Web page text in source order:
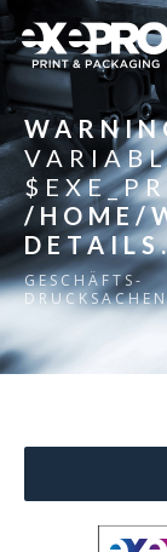
/HOME/
GESCHÄFTS-
DRUCKSACHEN